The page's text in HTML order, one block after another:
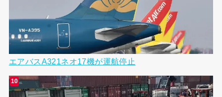
エアバスA321ネオ17機が運航停止